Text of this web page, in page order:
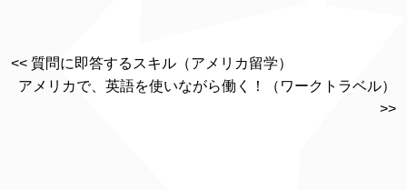
<< 質問に即答するスキル（アメリカ留学）
アメリカで、英語を使いながら働く！（ワークトラベル）
>>